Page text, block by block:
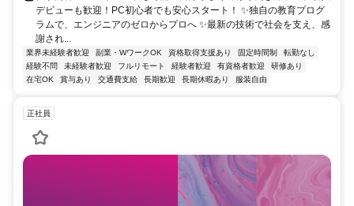
デビューも歓迎！PC初心者でも安心スタート！ ✨独自の教育プログ
ラムで、エンジニアのゼロからプロへ ✨最新の技術で社会を支え、感
謝され...
業界未経験者歓迎 副業・WワークOK 資格取得支援あり 固定時間制
転勤なし
経験不問
未経験者歓迎 フルリモート 経験者歓迎 有資格者歓迎
研修あり
在宅OK
賞与あり 交通費支給 長期歓迎 長期休暇あり 服装自由
正社員